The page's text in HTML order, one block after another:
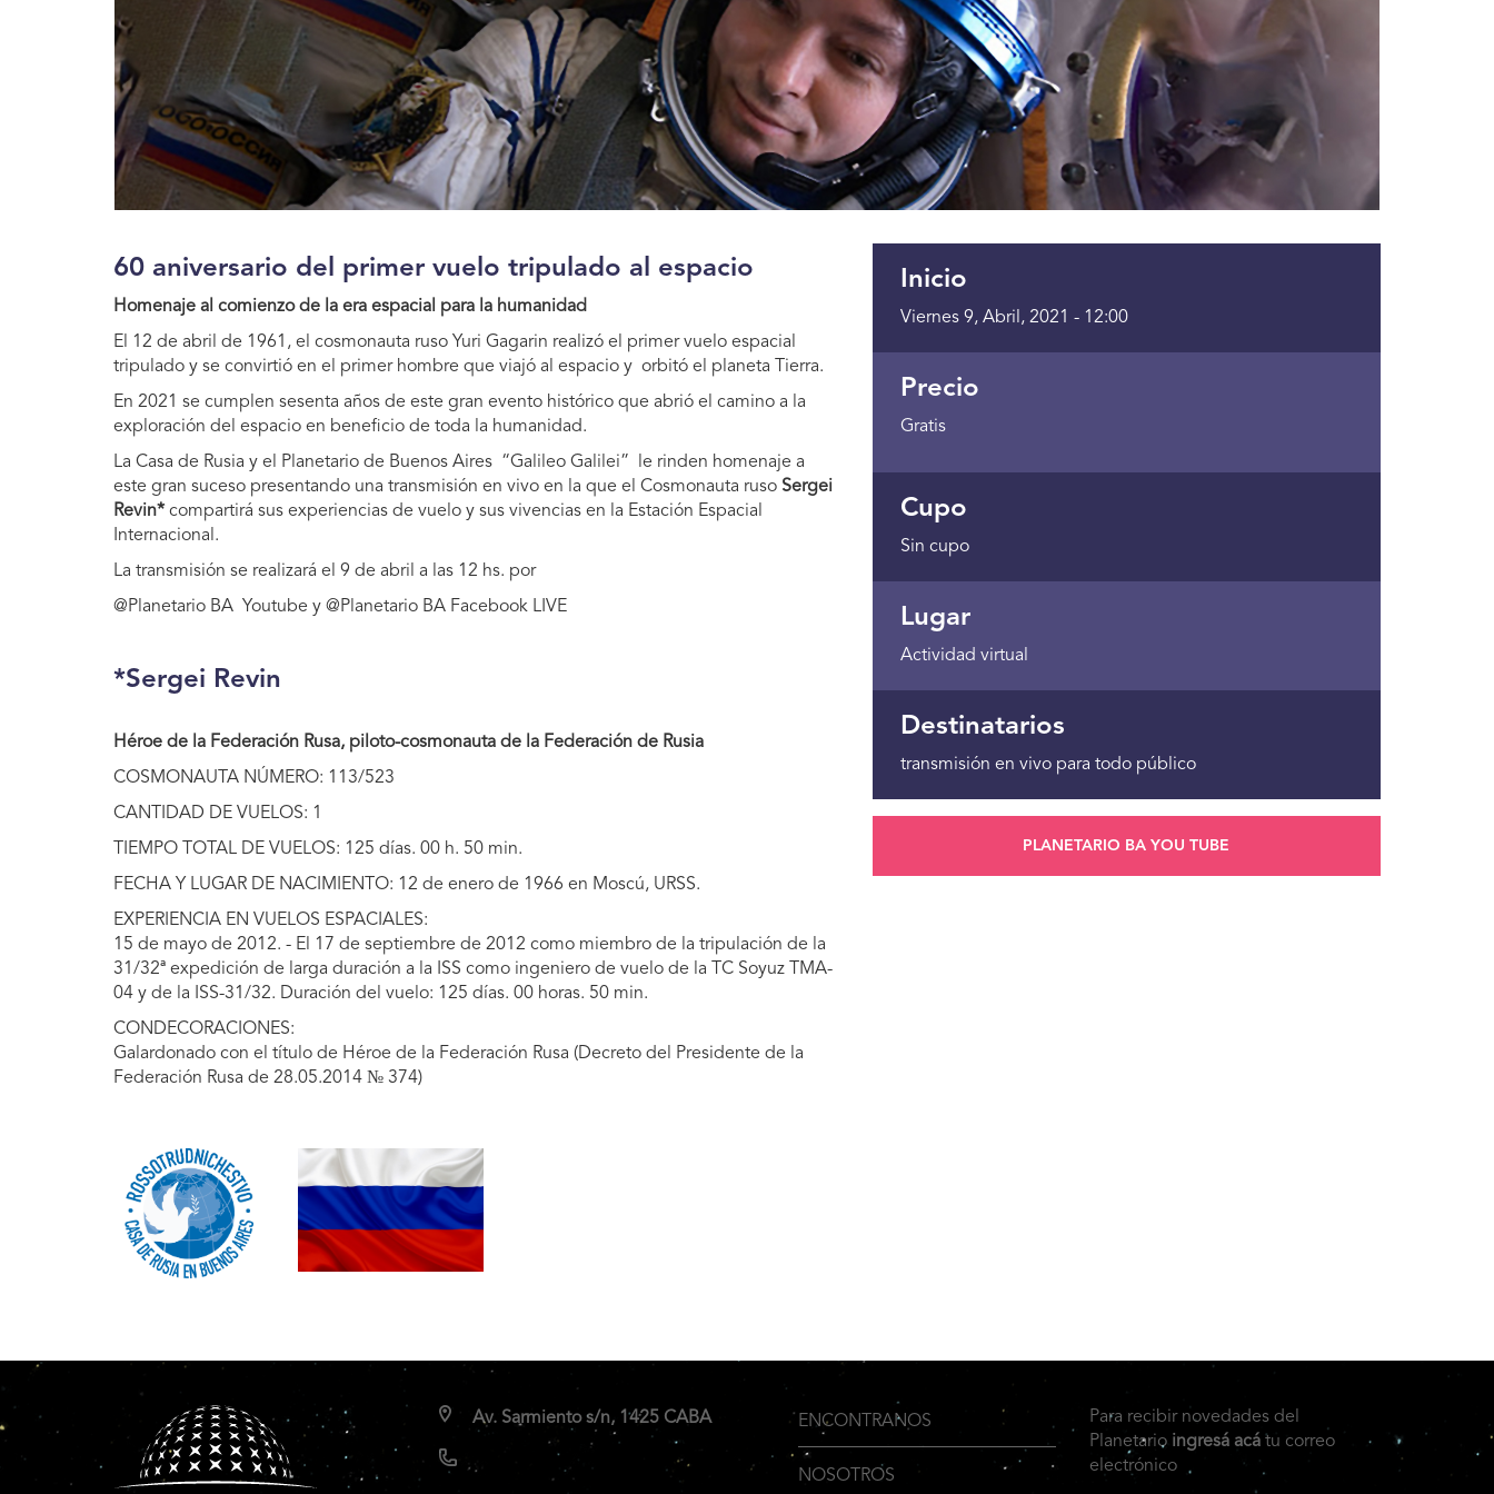
60 aniversario del primer vuelo tripulado al espacio
Homenaje al comienzo de la era espacial para la humanidad
El 12 de abril de 1961, el cosmonauta ruso Yuri Gagarin realizó el primer vuelo espacial
tripulado y se convirtió en el primer hombre que viajó al espacio y orbitó el planeta Tierra.
En 2021 se cumplen sesenta años de este gran evento histórico que abrió el camino a la
exploración del espacio en beneficio de toda la humanidad.
La Casa de Rusia y el Planetario de Buenos Aires “Galileo Galilei” le rinden homenaje a
este gran suceso presentando una transmisión en vivo en la que el Cosmonauta ruso Sergei
Revin*compartirá sus experiencias de vuelo y sus vivencias en la Estación Espacial
Internacional.
La transmisión se realizará el 9 de abril a las 12 hs. por
@Planetario BA Youtube y @Planetario BA Facebook LIVE
*Sergei Revin
Héroe de la Federación Rusa, piloto-cosmonauta de la Federación de Rusia
COSMONAUTA NÚMERO: 113/523
CANTIDAD DE VUELOS: 1
TIEMPO TOTAL DE VUELOS: 125 días. 00 h. 50 min.
FECHA Y LUGAR DE NACIMIENTO: 12 de enero de 1966 en Moscú, URSS.
EXPERIENCIA EN VUELOS ESPACIALES:
15 de mayo de 2012. - El 17 de septiembre de 2012 como miembro de la tripulación de la
31/32ª expedición de larga duración a la ISS como ingeniero de vuelo de la TC Soyuz TMA-
04 y de la ISS-31/32. Duración del vuelo: 125 días. 00 horas. 50 min.
CONDECORACIONES:
Galardonado con el título de Héroe de la Federación Rusa (Decreto del Presidente de la
Federación Rusa de 28.05.2014 № 374)
Inicio
Viernes 9, Abril, 2021 - 12:00
Precio
Gratis
Cupo
Sin cupo
Lugar
Actividad virtual
Destinatarios
transmisión en vivo para todo público
PLANETARIO BA YOU TUBE
Av. Sarmiento s/n, 1425 CABA
Menu
Inferior
ENCONTRANOS
NOSOTROS
Para recibir novedades del
Planetario ingresá acá tu correo
electrónico